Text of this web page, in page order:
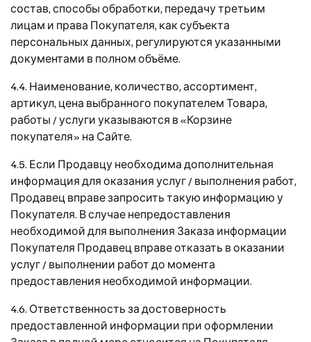
состав, способы обработки, передачу третьим
лицам и права Покупателя, как субъекта
персональных данных, регулируются указанными
документами в полном объёме.
4.4. Наименование, количество, ассортимент,
артикул, цена выбранного покупателем Товара,
работы / услуги указываются в «Корзине
покупателя» на Сайте.
4.5. Если Продавцу необходима дополнительная
информация для оказания услуг / выполнения работ,
Продавец вправе запросить такую информацию у
Покупателя. В случае непредоставления
необходимой для выполнения Заказа информации
Покупателя Продавец вправе отказать в оказании
услуг / выполнении работ до момента
предоставления необходимой информации.
4.6. Ответственность за достоверность
предоставленной информации при оформлении